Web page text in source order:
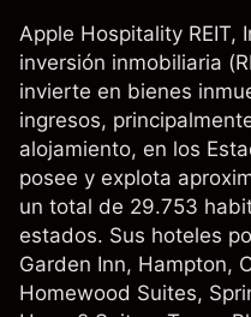
Apple Hospitality REIT,
inversión inmobiliaria
invierte en bienes
ingresos,
alojamiento, en los
posee y explota
un total de 29.753
estados. Sus hoteles
Garden Inn, Hampton,
Homewood Suites,